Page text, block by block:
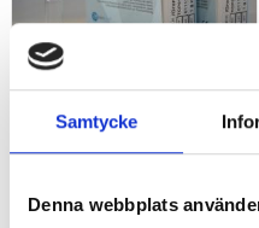
Samtycke
Denna webbplats
Adbone TCP (1-2 mm) 1 g x